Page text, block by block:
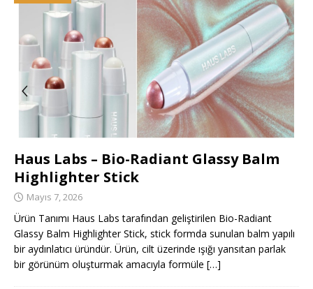
Haus Labs – Bio-Radiant Glassy Balm
Highlighter Stick
Mayıs 7, 2026
Ürün Tanımı Haus Labs tarafından geliştirilen Bio-Radiant
Glassy Balm Highlighter Stick, stick formda sunulan balm yapılı
bir aydınlatıcı üründür. Ürün, cilt üzerinde ışığı yansıtan parlak
bir görünüm oluşturmak amacıyla formüle […]